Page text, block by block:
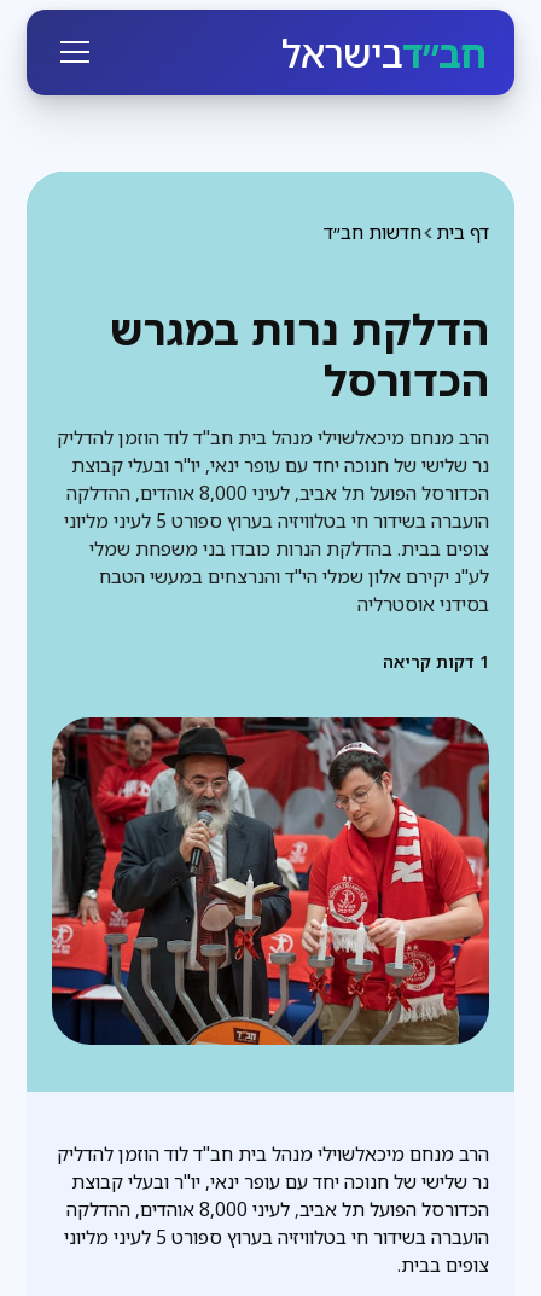
חב״דבישראל
חדשות חב״ד דף בית
הדלקת נרות במגרש
הכדורסל
הרב מנחם מיכאלשוילי מנהל בית חב"ד לוד הוזמן להדליק
נר שלישי של חנוכה יחד עם עופר ינאי, יו"ר ובעלי קבוצת
הכדורסל הפועל תל אביב, לעיני 8,000 אוהדים, ההדלקה
הועברה בשידור חי בטלוויזיה בערוץ ספורט 5 לעיני מליוני
צופים בבית. בהדלקת הנרות כובדו בני משפחת שמלי
לע"נ יקירם אלון שמלי הי"ד והנרצחים במעשי הטבח
בסידני אוסטרליה
1 דקות קריאה
הרב מנחם מיכאלשוילי מנהל בית חב"ד לוד הוזמן להדליק
נר שלישי של חנוכה יחד עם עופר ינאי, יו"ר ובעלי קבוצת
הכדורסל הפועל תל אביב, לעיני 8,000 אוהדים, ההדלקה
הועברה בשידור חי בטלוויזיה בערוץ ספורט 5 לעיני מליוני
צופים בבית.